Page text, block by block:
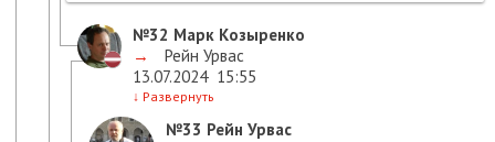
№32 Марк Козыренко
→
Рейн Урвас
13.07.2024 15:55
↓ Развернуть
№33 Рейн Урвас